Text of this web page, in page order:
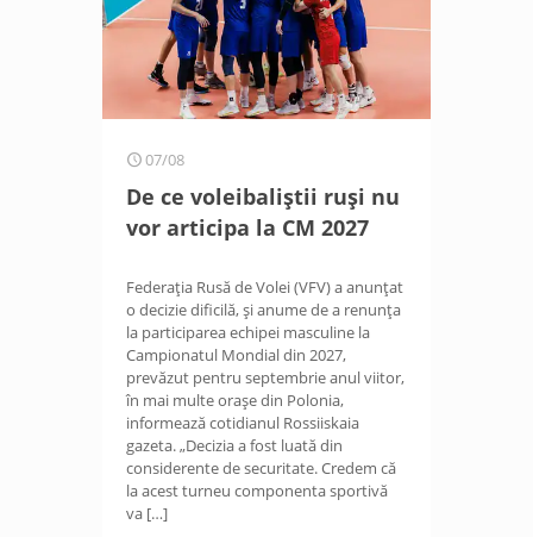
07/08
De ce voleibaliștii ruși nu
vor articipa la CM 2027
Federația Rusă de Volei (VFV) a anunțat
o decizie dificilă, și anume de a renunța
la participarea echipei masculine la
Campionatul Mondial din 2027,
prevăzut pentru septembrie anul viitor,
în mai multe orașe din Polonia,
informează cotidianul Rossiiskaia
gazeta. „Decizia a fost luată din
considerente de securitate. Credem că
la acest turneu componenta sportivă
va […]